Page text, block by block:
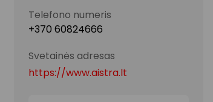
Telefono numeris
+370 60824666
Svetainės adresas
https://www.aistra.lt